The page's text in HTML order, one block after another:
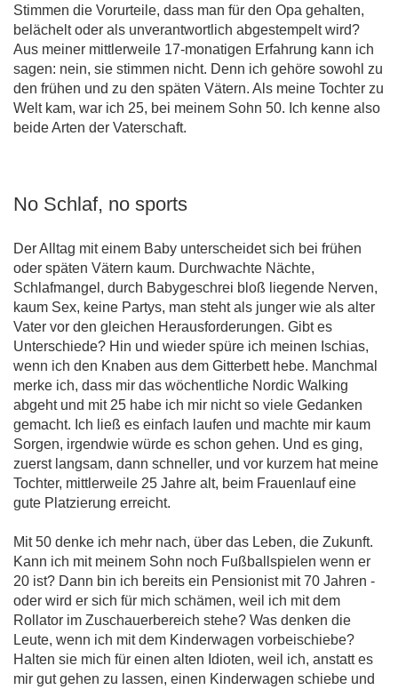
Stimmen die Vorurteile, dass man für den Opa gehalten,
belächelt oder als unverantwortlich abgestempelt wird?
Aus meiner mittlerweile 17-monatigen Erfahrung kann ich
sagen: nein, sie stimmen nicht. Denn ich gehöre sowohl zu
den frühen und zu den späten Vätern. Als meine Tochter zu
Welt kam, war ich 25, bei meinem Sohn 50. Ich kenne also
beide Arten der Vaterschaft.
No Schlaf, no sports
Der Alltag mit einem Baby unterscheidet sich bei frühen
oder späten Vätern kaum. Durchwachte Nächte,
Schlafmangel, durch Babygeschrei bloß liegende Nerven,
kaum Sex, keine Partys, man steht als junger wie als alter
Vater vor den gleichen Herausforderungen. Gibt es
Unterschiede? Hin und wieder spüre ich meinen Ischias,
wenn ich den Knaben aus dem Gitterbett hebe. Manchmal
merke ich, dass mir das wöchentliche Nordic Walking
abgeht und mit 25 habe ich mir nicht so viele Gedanken
gemacht. Ich ließ es einfach laufen und machte mir kaum
Sorgen, irgendwie würde es schon gehen. Und es ging,
zuerst langsam, dann schneller, und vor kurzem hat meine
Tochter, mittlerweile 25 Jahre alt, beim Frauenlauf eine
gute Platzierung erreicht.
Mit 50 denke ich mehr nach, über das Leben, die Zukunft.
Kann ich mit meinem Sohn noch Fußballspielen wenn er
20 ist? Dann bin ich bereits ein Pensionist mit 70 Jahren -
oder wird er sich für mich schämen, weil ich mit dem
Rollator im Zuschauerbereich stehe? Was denken die
Leute, wenn ich mit dem Kinderwagen vorbeischiebe?
Halten sie mich für einen alten Idioten, weil ich, anstatt es
mir gut gehen zu lassen, einen Kinderwagen schiebe und